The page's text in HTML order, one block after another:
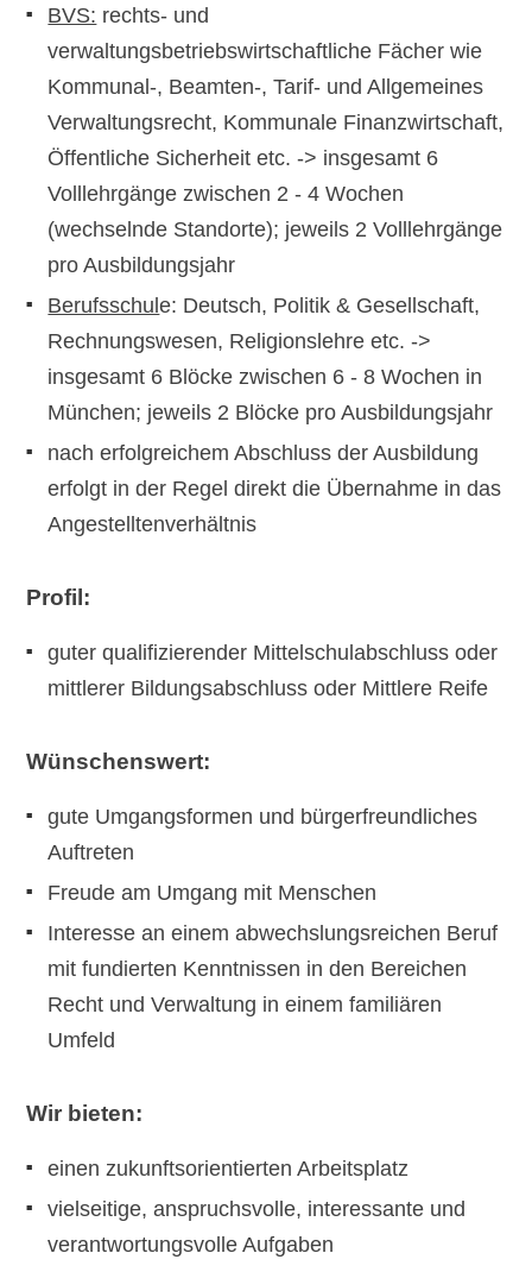
BVS: rechts- und
verwaltungsbetriebswirtschaftliche Fächer wie
Kommunal-, Beamten-, Tarif- und Allgemeines
Verwaltungsrecht, Kommunale Finanzwirtschaft,
Öffentliche Sicherheit etc. -> insgesamt 6
Volllehrgänge zwischen 2 - 4 Wochen
(wechselnde Standorte); jeweils 2 Volllehrgänge
pro Ausbildungsjahr
Berufsschule: Deutsch, Politik & Gesellschaft,
Rechnungswesen, Religionslehre etc. ->
insgesamt 6 Blöcke zwischen 6 - 8 Wochen in
München; jeweils 2 Blöcke pro Ausbildungsjahr
nach erfolgreichem Abschluss der Ausbildung
erfolgt in der Regel direkt die Übernahme in das
Angestelltenverhältnis
Profil:
guter qualifizierender Mittelschulabschluss oder
mittlerer Bildungsabschluss oder Mittlere Reife
Wünschenswert:
gute Umgangsformen und bürgerfreundliches
Auftreten
Freude am Umgang mit Menschen
Interesse an einem abwechslungsreichen Beruf
mit fundierten Kenntnissen in den Bereichen
Recht und Verwaltung in einem familiären
Umfeld
Wir bieten:
einen zukunftsorientierten Arbeitsplatz
vielseitige, anspruchsvolle, interessante und
verantwortungsvolle Aufgaben